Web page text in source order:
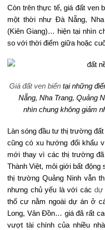
Còn trên thực tế, giá đất ven
một thời như Đà Nẵng,
(Kiên Giang)… hiện tại nhìn
so với thời điểm giữa hoặc
Giá đất ven biển tại những
Nẵng, Nha Trang, Quảng
nhìn chung không giảm
Làn sóng đầu tư thị trường
cũng có xu hướng đổi khẩu
mới thay vì các thị trường
Thành Việt, môi giới bất động
thị trường Quảng Ninh vẫn
nhưng chủ yếu là với cácdự
thổ cư nằm ngoài dự án ở
Long, Vân Đồn… giá đã rất
vượt tài chính của nhiều